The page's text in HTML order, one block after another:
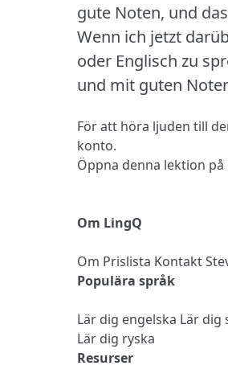
gute Noten, und
Wenn ich jetzt
oder Englisch zu
und mit guten
För att höra ljuden till
konto.
Öppna denna lektion på
Om LingQ
Om Prislista Kontakt
Populära språk
Lär dig engelska Lär dig
Lär dig ryska
Resurser